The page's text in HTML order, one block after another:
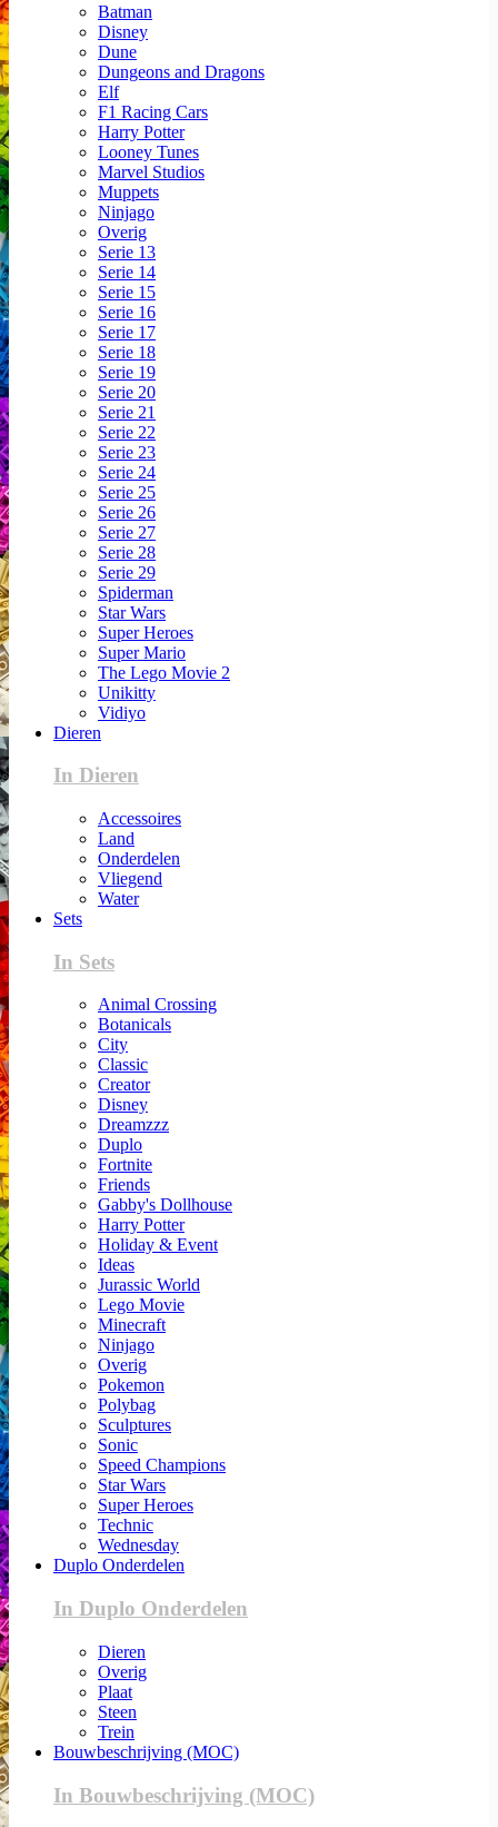
Batman
Disney
Dune
Dungeons and Dragons
Elf
F1 Racing Cars
Harry Potter
Looney Tunes
Marvel Studios
Muppets
Ninjago
Overig
Serie 13
Serie 14
Serie 15
Serie 16
Serie 17
Serie 18
Serie 19
Serie 20
Serie 21
Serie 22
Serie 23
Serie 24
Serie 25
Serie 26
Serie 27
Serie 28
Serie 29
Spiderman
Star Wars
Super Heroes
Super Mario
The Lego Movie 2
Unikitty
Vidiyo
Dieren
In Dieren
Accessoires
Land
Onderdelen
Vliegend
Water
Sets
In Sets
Animal Crossing
Botanicals
City
Classic
Creator
Disney
Dreamzzz
Duplo
Fortnite
Friends
Gabby's Dollhouse
Harry Potter
Holiday & Event
Ideas
Jurassic World
Lego Movie
Minecraft
Ninjago
Overig
Pokemon
Polybag
Sculptures
Sonic
Speed Champions
Star Wars
Super Heroes
Technic
Wednesday
Duplo Onderdelen
In Duplo Onderdelen
Dieren
Overig
Plaat
Steen
Trein
Bouwbeschrijving (MOC)
In Bouwbeschrijving (MOC)